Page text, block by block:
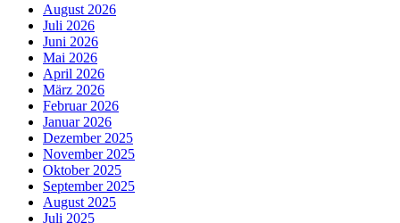
August 2026
Juli 2026
Juni 2026
Mai 2026
April 2026
März 2026
Februar 2026
Januar 2026
Dezember 2025
November 2025
Oktober 2025
September 2025
August 2025
Juli 2025